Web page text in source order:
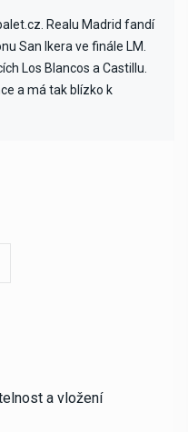
Realu Madrid fandí
San Ikera ve finále LM.
Los Blancos a Castillu.
a má tak blízko k
a vložení